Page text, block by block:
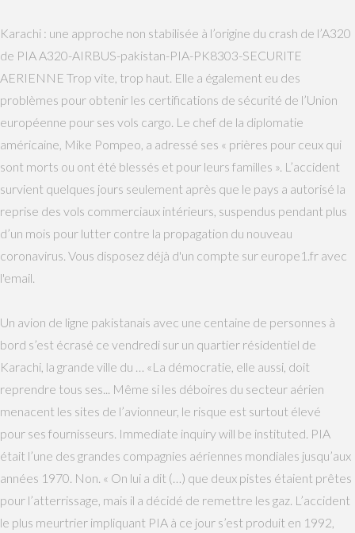
Karachi : une approche non stabilisée à l’origine du crash de l’A320
de PIA A320-AIRBUS-pakistan-PIA-PK8303-SECURITE
AERIENNE Trop vite, trop haut. Elle a également eu des
problèmes pour obtenir les certifications de sécurité de l’Union
européenne pour ses vols cargo. Le chef de la diplomatie
américaine, Mike Pompeo, a adressé ses « prières pour ceux qui
sont morts ou ont été blessés et pour leurs familles ». L’accident
survient quelques jours seulement après que le pays a autorisé la
reprise des vols commerciaux intérieurs, suspendus pendant plus
d’un mois pour lutter contre la propagation du nouveau
coronavirus. Vous disposez déjà d'un compte sur europe1.fr avec
l'email.
Un avion de ligne pakistanais avec une centaine de personnes à
bord s’est écrasé ce vendredi sur un quartier résidentiel de
Karachi, la grande ville du … «La démocratie, elle aussi, doit
reprendre tous ses... Même si les déboires du secteur aérien
menacent les sites de l’avionneur, le risque est surtout élevé
pour ses fournisseurs. Immediate inquiry will be instituted. PIA
était l’une des grandes compagnies aériennes mondiales jusqu’aux
années 1970. Non. « On lui a dit (…) que deux pistes étaient prêtes
pour l’atterrissage, mais il a décidé de remettre les gaz. L’accident
le plus meurtrier impliquant PIA à ce jour s’est produit en 1992,